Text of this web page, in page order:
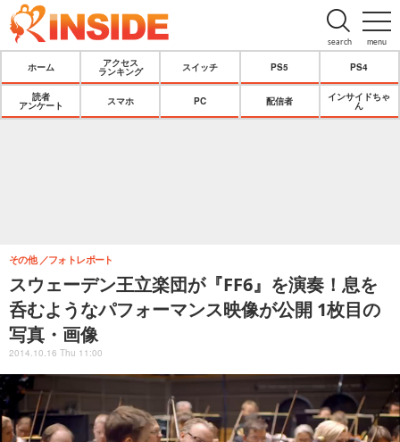
menu
search
ホーム
アクセス
ランキング
スイッチ PS5 PS4
読者
アンケート
スマホ PC 配信者
インサイドちゃ
ん
スウェーデン王立楽団が『FF6』を演奏！息を
呑むようなパフォーマンス映像が公開 1枚目の
写真・画像
その他 フォトレポート
2014.10.16 Thu 11:00